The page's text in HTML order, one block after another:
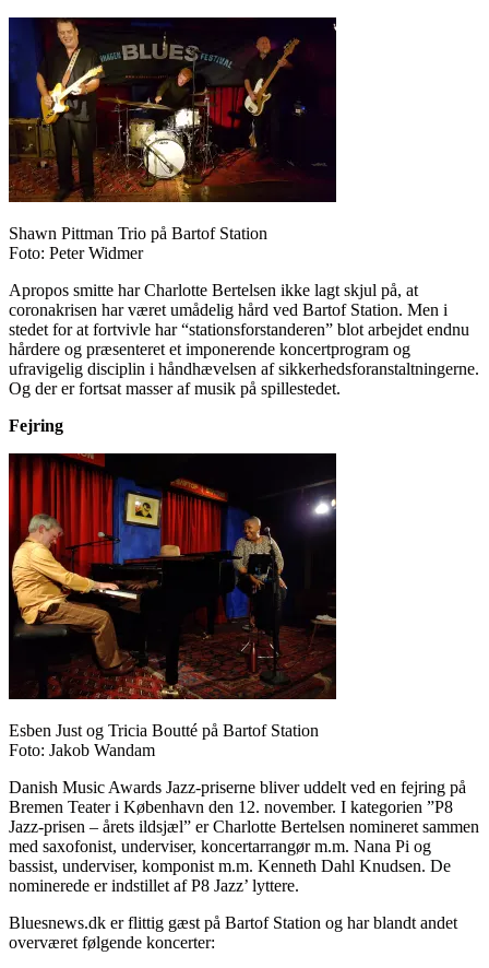
Shawn Pittman Trio på Bartof Station
Foto: Peter Widmer
Apropos smitte har Charlotte Bertelsen ikke lagt skjul på, at
coronakrisen har været umådelig hård ved Bartof Station. Men i
stedet for at fortvivle har “stationsforstanderen” blot arbejdet endnu
hårdere og præsenteret et imponerende koncertprogram og
ufravigelig disciplin i håndhævelsen af sikkerhedsforanstaltningerne.
Og der er fortsat masser af musik på spillestedet.
Fejring
Esben Just og Tricia Boutté på Bartof Station
Foto: Jakob Wandam
Danish Music Awards Jazz-priserne bliver uddelt ved en fejring på
Bremen Teater i København den 12. november. I kategorien ”P8
Jazz-prisen – årets ildsjæl” er Charlotte Bertelsen nomineret sammen
med saxofonist, underviser, koncertarrangør m.m. Nana Pi og
bassist, underviser, komponist m.m. Kenneth Dahl Knudsen. De
nominerede er indstillet af P8 Jazz’ lyttere.
Bluesnews.dk er flittig gæst på Bartof Station og har blandt andet
overværet følgende koncerter: